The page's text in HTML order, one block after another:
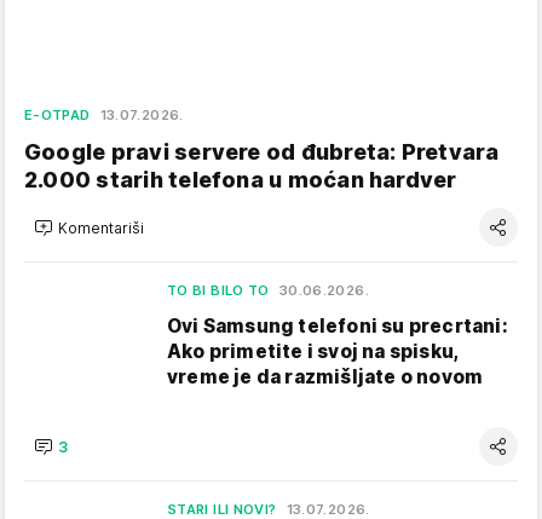
E-OTPAD 13.07.2026.
Google pravi servere od đubreta: Pretvara
2.000 starih telefona u moćan hardver
Komentariši
TO BI BILO TO 30.06.2026.
Ovi Samsung telefoni su precrtani:
Ako primetite i svoj na spisku,
vreme je da razmišljate o novom
3
STARI ILI NOVI? 13.07.2026.